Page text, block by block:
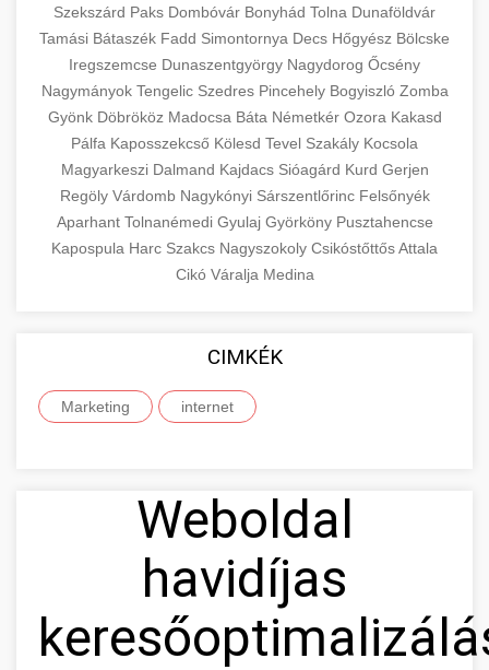
Szekszárd Paks Dombóvár Bonyhád Tolna Dunaföldvár
Tamási Bátaszék Fadd Simontornya Decs Hőgyész Bölcske
Iregszemcse Dunaszentgyörgy Nagydorog Őcsény
Nagymányok Tengelic Szedres Pincehely Bogyiszló Zomba
Gyönk Döbrököz Madocsa Báta Németkér Ozora Kakasd
Pálfa Kaposszekcső Kölesd Tevel Szakály Kocsola
Magyarkeszi Dalmand Kajdacs Sióagárd Kurd Gerjen
Regöly Várdomb Nagykónyi Sárszentlőrinc Felsőnyék
Aparhant Tolnanémedi Gyulaj Györköny Pusztahencse
Kapospula Harc Szakcs Nagyszokoly CsikóstőttősAttala
Cikó Váralja Medina
CIMKÉK
Marketing internet
Weboldal
havidíjas